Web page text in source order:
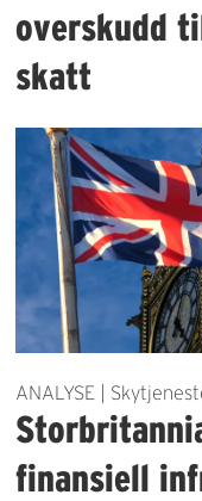
overskudd
skatt
ANALYSE |
finansiell